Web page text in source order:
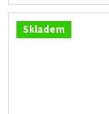
Skladem